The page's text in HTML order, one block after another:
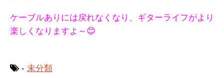
ケーブルありには戻れなくなり、ギターライフがより
楽しくなりますよ～😊
- 未分類